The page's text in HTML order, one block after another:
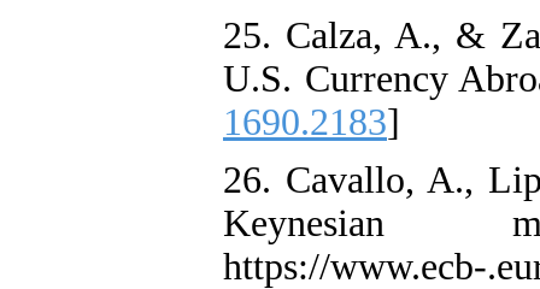
25. Calza, A., &
U.S. Currency
1690.2183]
26. Cavallo, A.,
Keynesian
https://www.ecb-